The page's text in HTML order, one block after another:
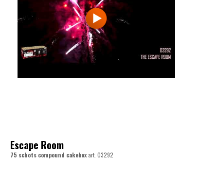
Escape Room
75 schots compound cakeboxart. 03292